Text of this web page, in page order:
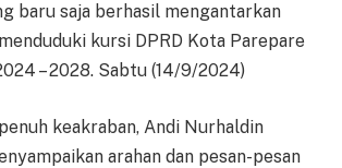
baru saja berhasil mengantarkan
kursi DPRD Kota Parepare
– 2028. Sabtu (14/9/2024)
keakraban, Andi Nurhaldin
arahan dan pesan-pesan